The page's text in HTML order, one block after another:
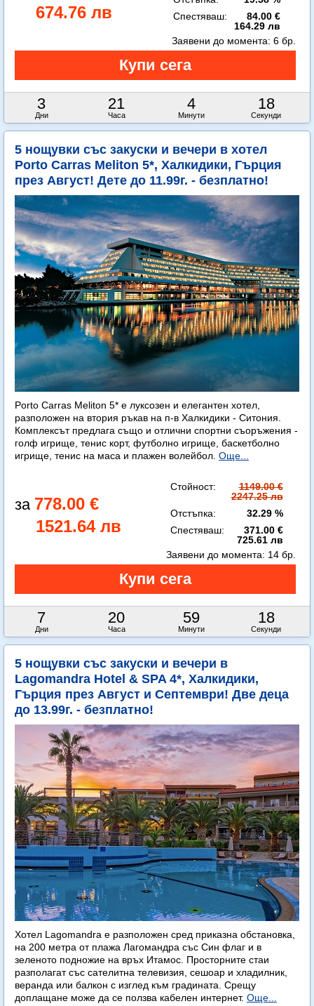
674.76 лв
Спестяваш:
84.00 €
164.29 лв
3
Дни
21
Часа
4
Минути
16
Секунди
Заявени до момента: 6 бр.
5 нощувки със закуски и вечери в хотел
Porto Carras Meliton 5*, Халкидики, Гърция
през Август! Дете до 11.99г. - безплатно!
Porto Carras Meliton 5* е луксозен и елегантен хотел,
разположен на втория ръкав на п-в Халкидики - Ситония.
Комплексът предлага също и отлични спортни съоръжения -
голф игрище, тенис корт, футболно игрище, баскетболно
игрище, тенис на маса и плажен волейбол. Още...
778.00 €
1521.64 лв
Стойност:
1149.00 €
2247.25 лв
Отстъпка:
32.29 %
Спестяваш:
371.00 €
725.61 лв
7
Дни
20
Часа
59
Минути
16
Секунди
Заявени до момента: 14 бр.
5 нощувки със закуски и вечери в
Lagomandra Hotel & SPA 4*, Халкидики,
Гърция през Август и Септември! Две деца
до 13.99г. - безплатно!
Хотел Lagomandra е разположен сред приказна обстановка,
на 200 метра от плажа Лагомандра със Син флаг и в
зеленото подножие на връх Итамос. Просторните стаи
разполагат със сателитна телевизия, сешоар и хладилник,
веранда или балкон с изглед към градината. Срещу
доплащане може да се ползва кабелен интернет. Още...